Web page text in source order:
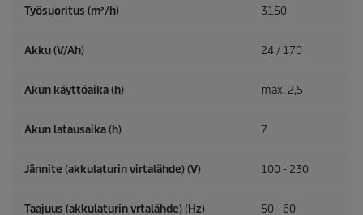
Työsuoritus (m²/h) 3150
Akku (V/Ah) 24 / 170
Akun käyttöaika (h) max. 2,5
Akun latausaika (h) 7
Jännite (akkulaturin virtalähde) (V) 100 - 230
Taajuus (akkulaturin vrtalähde) (Hz) 50 - 60